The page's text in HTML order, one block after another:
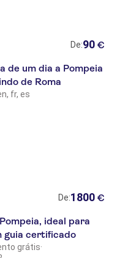
De:90 €
de um dia a Pompeia
de Roma
fr, es
De:1800 €
ideal para
guia certificado
grátis·